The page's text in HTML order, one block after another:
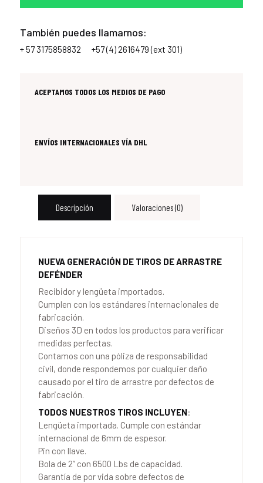
También puedes llamarnos:
+ 57 3175858832 +57 (4) 2616479 (ext 301)
ACEPTAMOS TODOS LOS MEDIOS DE PAGO
ENVÍOS INTERNACIONALES VÍA DHL
Descripción Valoraciones (0)
NUEVA GENERACIÓN DE TIROS DE ARRASTRE
DEFÉNDER
Recibidor y lengüeta importados.
Cumplen con los estándares internacionales de
fabricación.
Diseños 3D en todos los productos para verificar
medidas perfectas.
Contamos con una póliza de responsabilidad
civil, donde respondemos por cualquier daño
causado por el tiro de arrastre por defectos de
fabricación.
TODOS NUESTROS TIROS INCLUYEN:
Lengüeta importada. Cumple con estándar
internacional de 6mm de espesor.
Pin con llave.
Bola de 2” con 6500 Lbs de capacidad.
Garantía de por vida sobre defectos de